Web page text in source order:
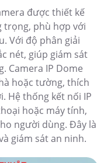
được thiết kế
trọng, phù hợp với
Với độ phân giải
nét, giúp giám sát
Camera IP Dome
hoặc tường, thích
Hệ thống kết nối IP
hoặc máy tính,
người dùng. Đây là
giám sát an ninh.